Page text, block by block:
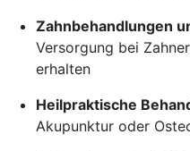
Zahnbehandlungen
Versorgung bei
erhalten
Heilpraktische
Akupunktur oder